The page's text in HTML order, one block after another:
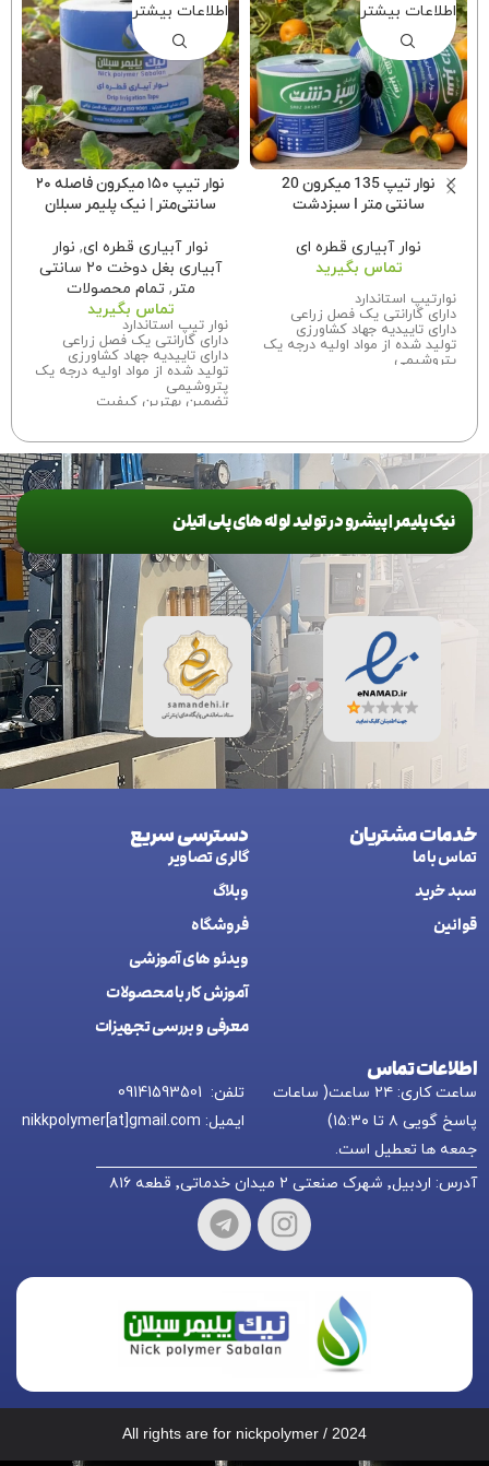
نوار تیپ 135 میکرون 20
سانتی متر I سبزدشت
نوار آبیاری قطره ای
تماس بگیرید
نوارتیپ استاندارد
دارای گارانتی یک فصل زراعی
دارای تاییدیه جهاد کشاورزی
تولید شده از مواد اولیه درجه یک
پتروشیمی
اطلاعات بیشتر
نوار تیپ ۱۵۰ میکرون فاصله ۲۰
سانتی‌متر | نیک پلیمر سبلان
نوار آبیاری قطره ای, نوار
آبیاری بغل دوخت ۲۰ سانتی
متر,تمام محصولات
تماس بگیرید
نوار تیپ استاندارد
دارای گارانتی یک فصل زراعی
دارای تاییدیه جهاد کشاورزی
تولید شده از مواد اولیه درجه یک
پتروشیمی
تضمین بهترین کیفیت
اطلاعات بیشتر
نیک پلیمر | پیشرو در تولید لوله های پلی اتیلن
خدمات مشتریان
تماس با ما
سبد خرید
قوانین
دسترسی سریع
گالری تصاویر
وبلاگ
فروشگاه
ويدئو های آموزشی
آموزش کار با محصولات
معرفی و بررسی تجهیزات
اطلاعات تماس
ساعت کاری: ۲۴ ساعت( ساعات
پاسخ گویی ۸ تا ۱۵:۳۰)
جمعه ها تعطیل است.
تلفن: 09141593501
ایمیل: nikkpolymer[at]gmail.com
آدرس: اردبیل٬ شهرک صنعتی ۲ میدان خدماتی٬ قطعه ۸۱۶
All rights are for nickpolymer / 2024